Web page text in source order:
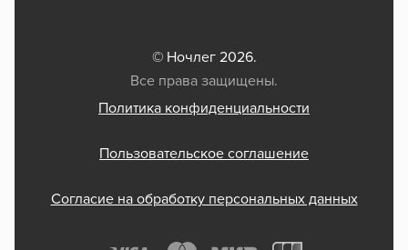
© Ночлег 2026.
Все права защищены.
Политика конфиденциальности
Пользовательское соглашение
Согласие на обработку персональных данных